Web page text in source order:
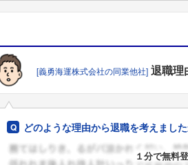
[義勇海運株式会社の同業他社] 退職理
どのような理由から退職を考えまし
１分で無料